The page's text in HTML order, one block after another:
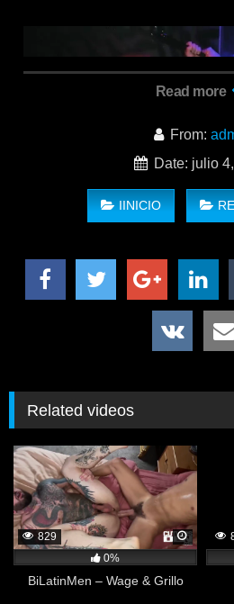
Read more
From:
Date: julio
IINICIO
Related videos
829
0%
BiLatinMen – Wage & Grillo